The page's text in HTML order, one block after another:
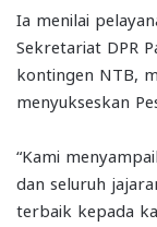
Ia menilai
Sekretariat DPR
kontingen NTB,
menyukseskan
“Kami
dan seluruh
terbaik kepada